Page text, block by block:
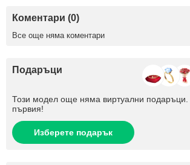
Коментари (0)
Все още няма коментари
Подаръци
Този модел още няма виртуални подаръци.
първия!
Изберете подарък